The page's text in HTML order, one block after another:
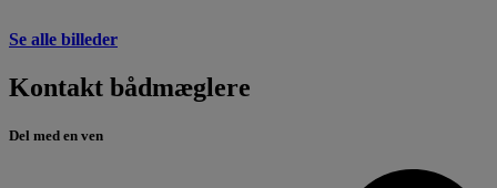
Se alle billeder
Kontakt bådmæglere
Del med en ven